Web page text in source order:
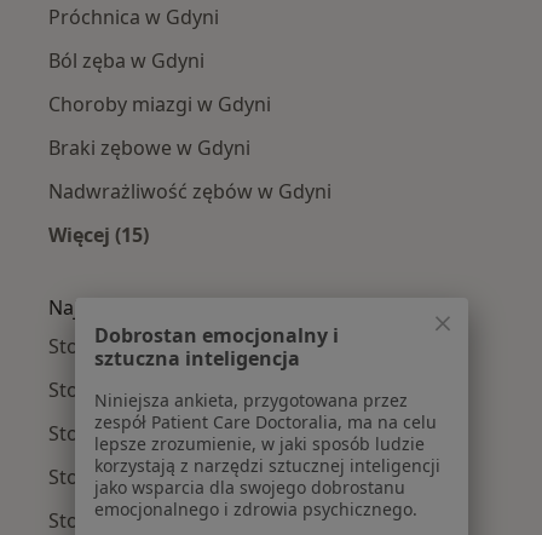
Próchnica w Gdyni
Ból zęba w Gdyni
Choroby miazgi w Gdyni
Braki zębowe w Gdyni
Nadwrażliwość zębów w Gdyni
Więcej (15)
Najpopularniejsze ubezpieczenia
Stomatolodzy z Medicover w Gdyni
Stomatolodzy z TU Zdrowie w Gdyni
Stomatolodzy z Allianz w Gdyni
Stomatolodzy z Signal Iduna w Gdyni
Stomatolodzy z POLMED w Gdyni
Dobrostan emocjonalny i
sztuczna inteligencja
Niniejsza ankieta, przygotowana przez
zespół Patient Care Doctoralia, ma na celu
lepsze zrozumienie, w jaki sposób ludzie
korzystają z narzędzi sztucznej inteligencji
jako wsparcia dla swojego dobrostanu
emocjonalnego i zdrowia psychicznego.